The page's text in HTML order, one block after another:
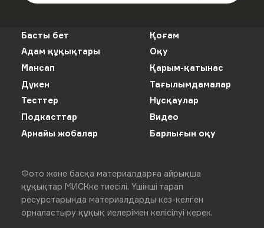
Басты бет
Қоғам
Адам құқықтары
Оқу
Мансап
Қарым-қатынас
Дүкен
Тағылымдамалар
Тесттер
Нұсқаулар
Подкасттар
Видео
Арнайы жобалар
Барлығын оқу
Фото және басқа материалдарға айрықша
құқықтар МИСКке тиесілі. Үшінші тарап
ресурстарында материалдарды кез-келген
орналастыру құқық иелерімен келісілуі керек.